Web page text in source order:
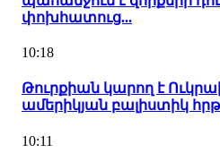
փոխհատուց...
10:18
Թուրքիան կարող է
ամերիկյան բալիստիկ
10:11